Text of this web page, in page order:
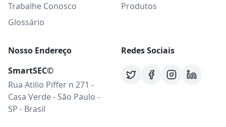
Trabalhe Conosco
Glossário
Produtos
Nosso Endereço
SmartSEC©
Rua Atilio Piffer n 271 -
Casa Verde - São Paulo -
SP - Brasil
Redes Sociais